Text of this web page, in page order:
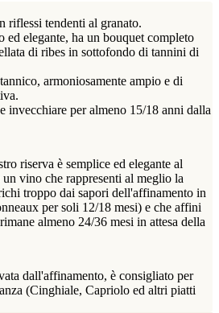
riflessi tendenti al granato.
elegante, ha un bouquet completo
di ribes in sottofondo di tannini di
armoniosamente ampio e di
per almeno 15/18 anni dalla
riserva è semplice ed elegante al
vino che rappresenti al meglio la
troppo dai sapori dell'affinamento in
per soli 12/18 mesi) e che affini
almeno 24/36 mesi in attesa della
dall'affinamento, è consigliato per
(Cinghiale, Capriolo ed altri piatti